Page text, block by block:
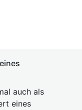
auch als
eines